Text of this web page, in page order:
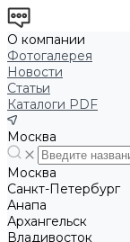
О компании
Фотогалерея
Новости
Статьи
Каталоги PDF
Москва
Москва
Санкт-Петербург
Анапа
Архангельск
Владивосток